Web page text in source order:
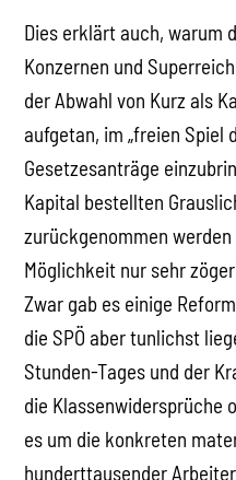
Dies erklärt auch, warum
Konzernen und
der Abwahl von Kurz als
aufgetan, im „freien Spiel
Gesetzesanträge
Kapital bestellten
zurückgenommen
Möglichkeit nur sehr
Zwar gab es einige
die SPÖ aber tunlichst
Stunden-Tages und der
die Klassenwidersprüche
es um die konkreten
hunderttausender